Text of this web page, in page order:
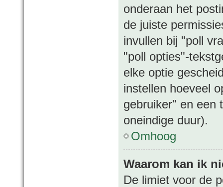
onderaan het
de juiste
invullen bij "poll
"poll opties"-
elke optie
instellen hoeveel
gebruiker" en een
oneindige duur).
Omhoog
Waarom kan ik
De limiet voor de